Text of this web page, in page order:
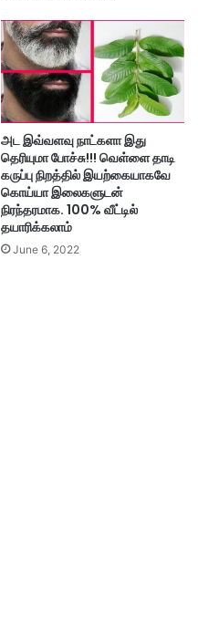
அட இவ்வளவு நாட்களா இது
தெரியுமா போச்சு!!! வெள்ளை தாடி
கருப்பு நிறத்தில் இயற்கையாகவே
கொய்யா இலைகளுடன்
நிரந்தரமாக. 100% வீட்டில்
தயாரிக்கலாம்
June 6, 2022